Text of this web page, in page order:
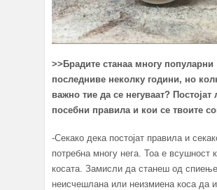
>>Брадите станаа многу популарни
последниве неколку години, но
важно тие да се негуваат? Постојат
посебни правила и кои се твоите
-Секако дека постојат правила и
потребна многу нега. Тоа е всушност
косата. Замисли да станеш од
неисчешлана или неизмиена коса да